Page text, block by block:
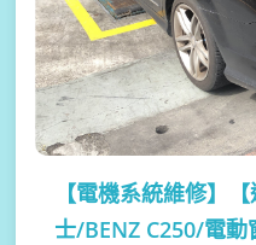
【電機系統維修】
士/BENZ C250/電